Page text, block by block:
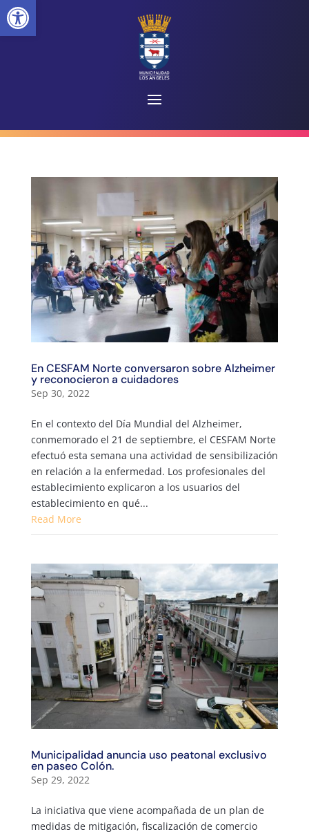
En CESFAM Norte conversaron sobre Alzheimer
y reconocieron a cuidadores
Sep 30, 2022
En el contexto del Día Mundial del Alzheimer,
conmemorado el 21 de septiembre, el CESFAM Norte
efectuó esta semana una actividad de sensibilización
en relación a la enfermedad. Los profesionales del
establecimiento explicaron a los usuarios del
establecimiento en qué...
Read More
Municipalidad anuncia uso peatonal exclusivo
en paseo Colón.
Sep 29, 2022
La iniciativa que viene acompañada de un plan de
medidas de mitigación, fiscalización de comercio